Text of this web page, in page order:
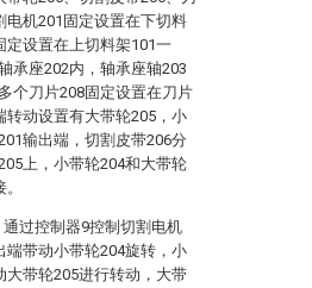
电机201固定设置在下切料
定设置在上切料架101一
承座202内，轴承座轴203
个刀片208固定设置在刀片
转动设置有大带轮205，小
输出端，切割皮带206分
上，小带轮204和大带轮
过控制器9控制切割电机
端带动小带轮204旋转，小
大带轮205进行转动，大带